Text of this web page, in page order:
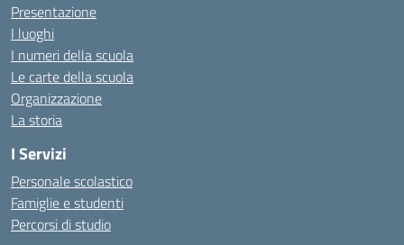
Presentazione
I luoghi
I numeri della scuola
Le carte della scuola
Organizzazione
La storia
I Servizi
Personale scolastico
Famiglie e studenti
Percorsi di studio